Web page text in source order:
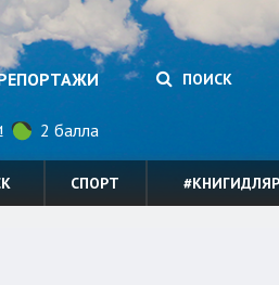
ПОИСК
2 балла
СПОРТ